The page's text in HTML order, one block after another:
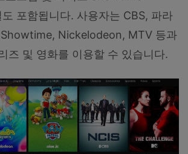
포함됩니다. 사용자는 CBS, 파라
Nickelodeon, MTV 등과
즈 및 영화를 이용할 수 있습니다.